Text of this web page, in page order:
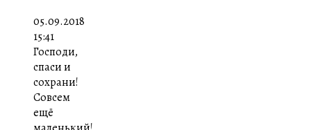
05.09.2018
15:41
Господи,
спаси и
сохрани!
Совсем
ещё